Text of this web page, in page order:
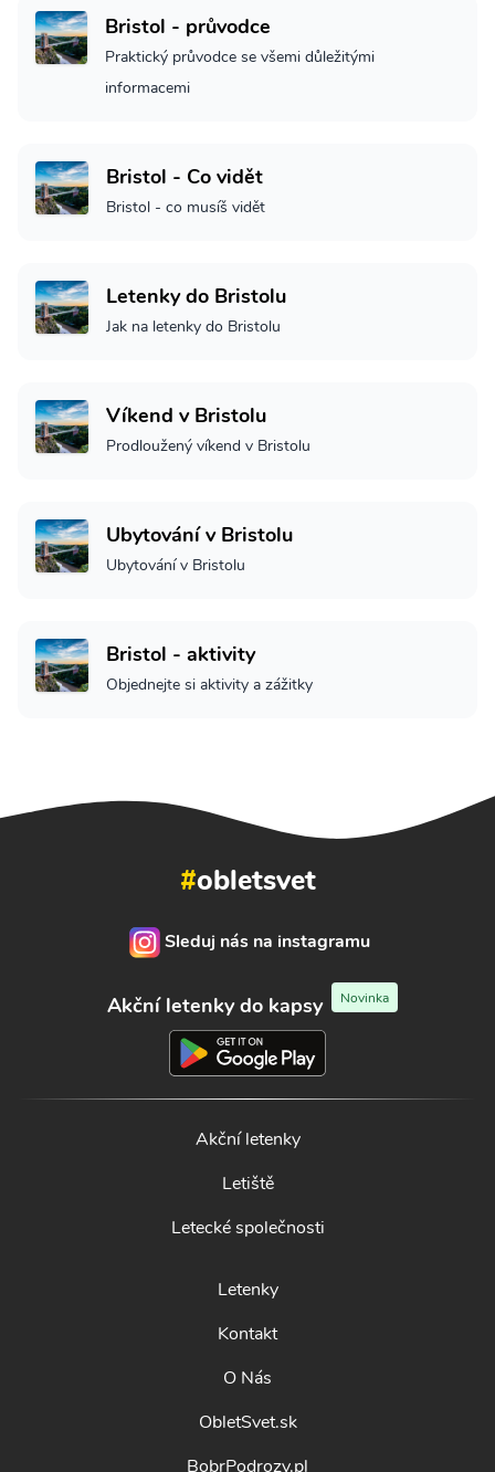
Bristol - průvodce
Praktický průvodce se všemi důležitými
informacemi
Bristol - Co vidět
Bristol - co musíš vidět
Letenky do Bristolu
Jak na letenky do Bristolu
Víkend v Bristolu
Prodloužený víkend v Bristolu
Ubytování v Bristolu
Ubytování v Bristolu
Bristol - aktivity
Objednejte si aktivity a zážitky
#obletsvet
Sleduj nás na instagramu
Akční letenky do kapsy Novinka
Akční letenky
Letiště
Letecké společnosti
Letenky
Kontakt
O Nás
ObletSvet.sk
BobrPodrozy.pl